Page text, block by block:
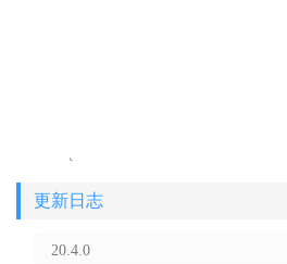
更新日志
20.4.0